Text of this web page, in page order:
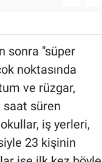
sonra "süper
noktasında
ve rüzgar,
saat süren
iş yerleri,
23 kişinin